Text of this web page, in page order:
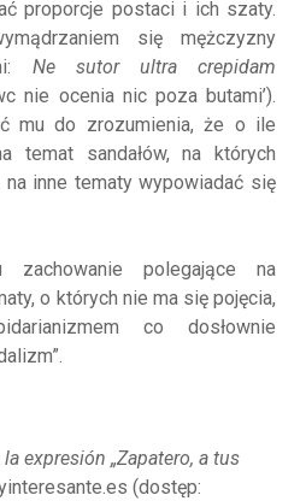
proporcje postaci i ich szaty.
się mężczyzny
Ne sutor ultra crepidam
nie ocenia nic poza butami’).
mu do zrozumienia, że o ile
temat sandałów, na których
inne tematy wypowiadać się
polegające na
o których nie ma się pojęcia,
co dosłownie
expresión „Zapatero, a tus
(dostęp: